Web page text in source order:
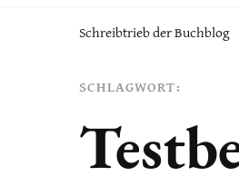
Schreibtrieb der Buchblog
SCHLAGWORT: